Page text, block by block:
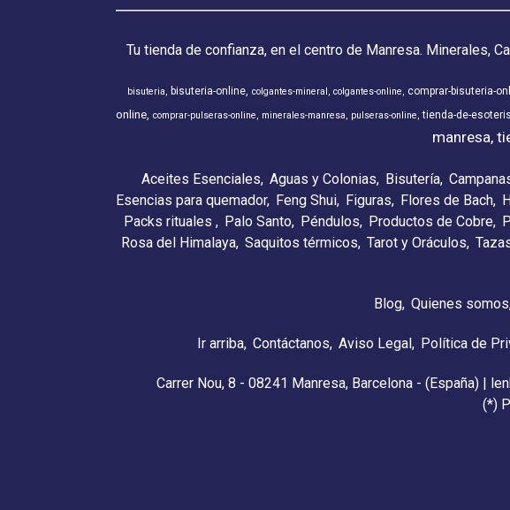
Tu tienda de confianza, en el centro de Manresa. Minerales,
bisuteria bisuteria-online colgantes-mineral colgantes-online comprar-bisuteria-
online comprar-pulseras-online minerales-manresa pulseras-online tienda-de-
manresa
Aceites Esenciales Aguas y Colonias Bisutería
Esencias para quemador Feng Shui Figuras Flores de Bach
Packs rituales Palo Santo Péndulos Productos de Cobre
Rosa del Himalaya Saquitos térmicos Tarot y Oráculos
Blog Quienes somos
Ir arriba Contáctanos Aviso Legal Política de
Carrer Nou, 8 - 08241 Manresa, Barcelona - (España) |
(*)